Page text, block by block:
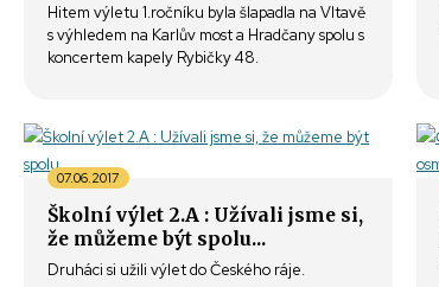
Hitem výletu 1.ročníku byla šlapadla na Vltavě
s výhledem na Karlův most a Hradčany spolu s
koncertem kapely Rybičky 48.
Školní výlet 2.A : Užívali jsme si,
že můžeme být spolu...
07.06.2017
Druháci si užili výlet do Českého ráje.